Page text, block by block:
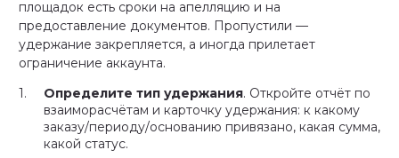
площадок есть сроки на апелляцию и на
предоставление документов. Пропустили —
удержание закрепляется, а иногда прилетает
ограничение аккаунта.
Определите тип удержания. Откройте отчёт по
взаиморасчётам и карточку удержания: к какому
заказу/периоду/основанию привязано, какая сумма,
какой статус.